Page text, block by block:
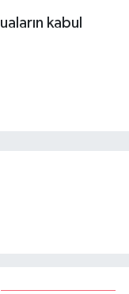
kabul